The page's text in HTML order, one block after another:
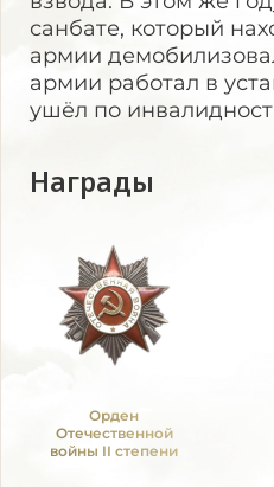
санбате, который
армии
армии работал в
ушёл по
Награды
Орден
Отечественной
войны II степени